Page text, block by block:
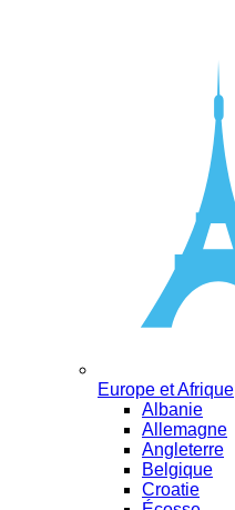
Europe et Afrique
Albanie
Allemagne
Angleterre
Belgique
Croatie